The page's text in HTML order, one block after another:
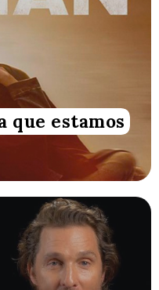
que estamos